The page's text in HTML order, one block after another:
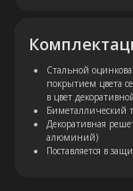
Стальной
покрытием цвета
в цвет
Биметаллический
Декоративная
алюминий)
Поставляется в
Оставьте свои
специалист
кратчайшие